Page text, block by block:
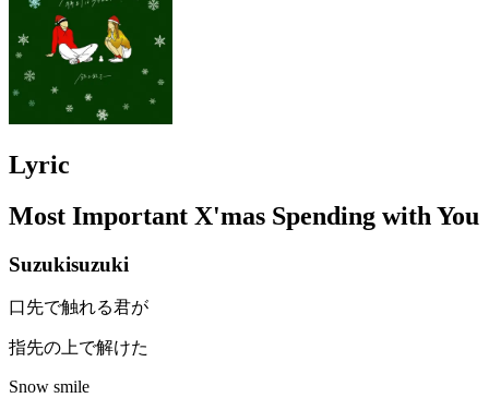
Lyric
Most Important X'mas Spending with You
Suzukisuzuki
口先で触れる君が
指先の上で解けた
Snow smile